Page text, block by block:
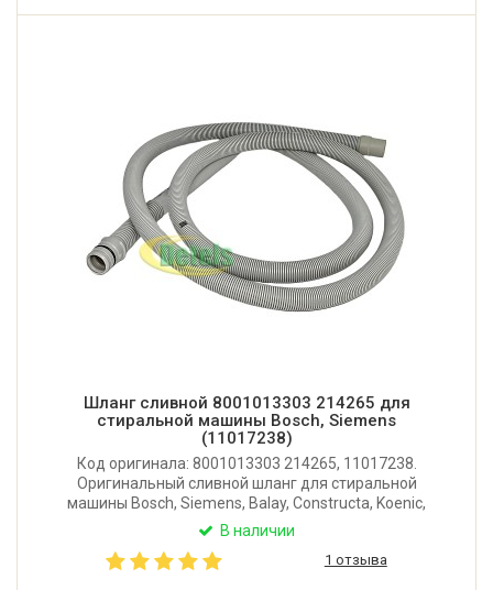
Шланг сливной 8001013303 214265 для
стиральной машины Bosch, Siemens
(11017238)
Код оригинала: 8001013303 214265, 11017238.
Оригинальный сливной шланг для стиральной
машины Bosch, Siemens, Balay, Constructa, Koenic,
Novamatic, Pitsos, Zelmer. Защелкивается внутрь
В наличии
1 отзыва